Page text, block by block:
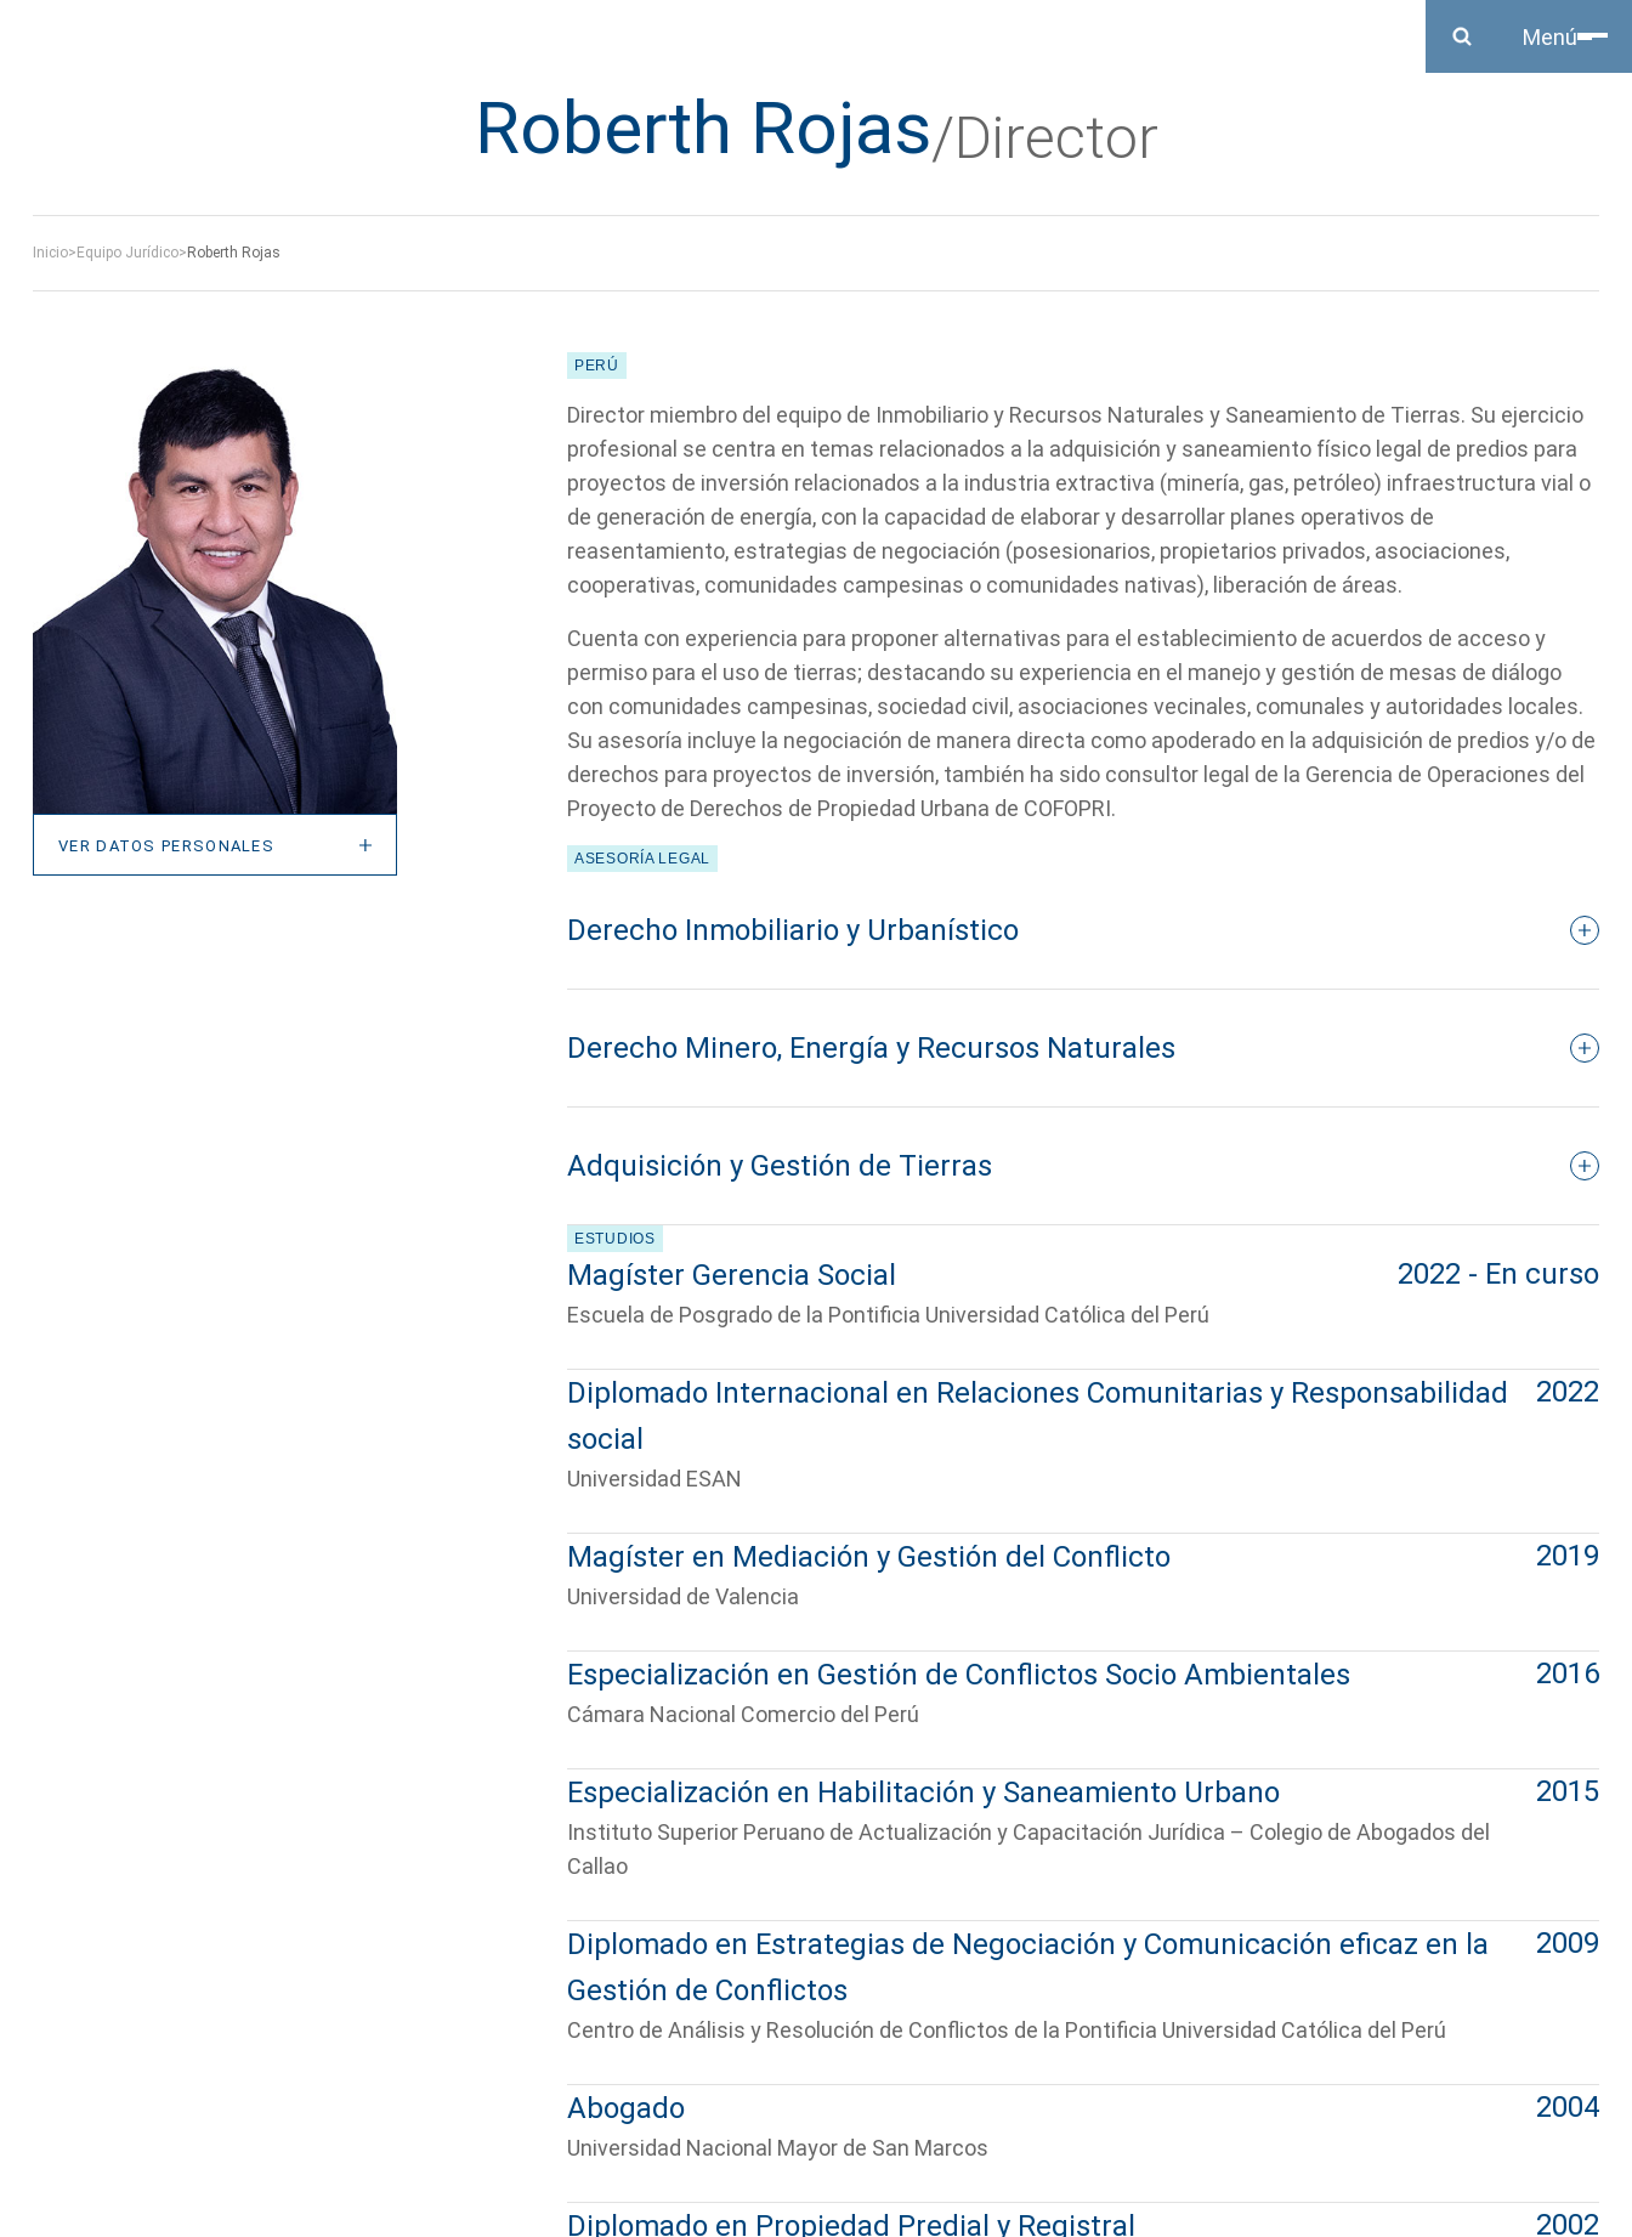
Menú
Cerrar
Roberth Rojas/Director
Inicio> Equipo Jurídico> Roberth Rojas
VER DATOS PERSONALES
PERÚ
Director miembro del equipo de Inmobiliario y Recursos Naturales y Saneamiento de Tierras. Su ejercicio
profesional se centra en temas relacionados a la adquisición y saneamiento físico legal de predios para
proyectos de inversión relacionados a la industria extractiva (minería, gas, petróleo) infraestructura vial o
de generación de energía, con la capacidad de elaborar y desarrollar planes operativos de
reasentamiento, estrategias de negociación (posesionarios, propietarios privados, asociaciones,
cooperativas, comunidades campesinas o comunidades nativas), liberación de áreas.
Cuenta con experiencia para proponer alternativas para el establecimiento de acuerdos de acceso y
permiso para el uso de tierras; destacando su experiencia en el manejo y gestión de mesas de diálogo
con comunidades campesinas, sociedad civil, asociaciones vecinales, comunales y autoridades locales.
Su asesoría incluye la negociación de manera directa como apoderado en la adquisición de predios y/o de
derechos para proyectos de inversión, también ha sido consultor legal de la Gerencia de Operaciones del
Proyecto de Derechos de Propiedad Urbana de COFOPRI.
ASESORÍA LEGAL
Derecho Inmobiliario y Urbanístico
Derecho Minero, Energía y Recursos Naturales
Adquisición y Gestión de Tierras
ESTUDIOS
Magíster Gerencia Social
Escuela de Posgrado de la Pontificia Universidad Católica del Perú
2022 - En curso
Diplomado Internacional en Relaciones Comunitarias y Responsabilidad
social
Universidad ESAN
2022
Magíster en Mediación y Gestión del Conflicto
Universidad de Valencia
2019
Especialización en Gestión de Conflictos Socio Ambientales
Cámara Nacional Comercio del Perú
2016
Especialización en Habilitación y Saneamiento Urbano
Instituto Superior Peruano de Actualización y Capacitación Jurídica – Colegio de Abogados del
Callao
2015
Diplomado en Estrategias de Negociación y Comunicación eficaz en la
Gestión de Conflictos
Centro de Análisis y Resolución de Conflictos de la Pontificia Universidad Católica del Perú
2009
Abogado
Universidad Nacional Mayor de San Marcos
2004
Diplomado en Propiedad Predial y Registral 2002